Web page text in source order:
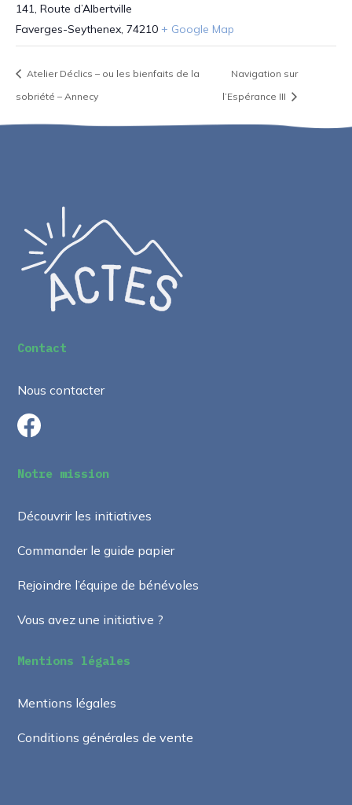
141, Route d’Albertville
Faverges-Seythenex 74210 + Google Map
Atelier Déclics – ou les bienfaits de la
sobriété – Annecy
Navigation sur
l’Espérance III
Contact
Nous contacter
Notre mission
Découvrir les initiatives
Commander le guide papier
Rejoindre l’équipe de bénévoles
Vous avez une initiative ?
Mentions légales
Mentions légales
Conditions générales de vente